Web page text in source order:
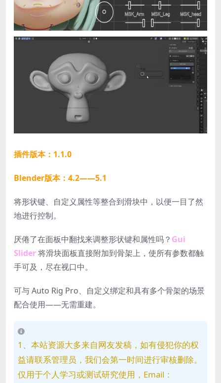
插件版本：1.1.0
Blender版本：4.2——5.1
将形状键、自定义属性等整合到滑块中，以便一目了然
地进行控制。
厌倦了在面板中翻找来调整形状键和属性吗？ Gui
Slider将滑块面板直接附加到骨架上，使所有参数都触
手可及，尽在视口中。
可与 Auto Rig Pro、自定义绑定和具有多个骨架的场景
配合使用——无需重建。
1、本站资源大多来自网友发稿，如有侵犯你的权
益请联系管理员，我们会第一时间进行审核删除。
仅用于个人学习或测试研究使用，Email：